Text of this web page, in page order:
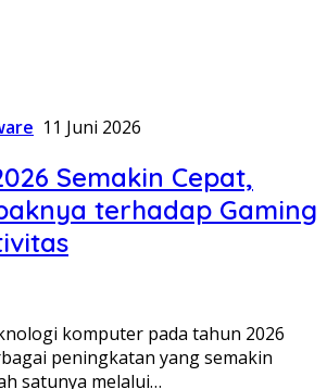
11 Juni 2026
Semakin Cepat,
terhadap Gaming
komputer pada tahun 2026
peningkatan yang semakin
satunya melalui…